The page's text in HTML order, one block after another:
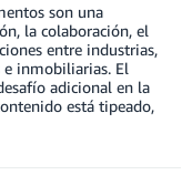
son una
la colaboración, el
entre industrias,
e inmobiliarias. El
adicional en la
está tipeado,